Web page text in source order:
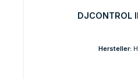
DJCONTROL
Hersteller: